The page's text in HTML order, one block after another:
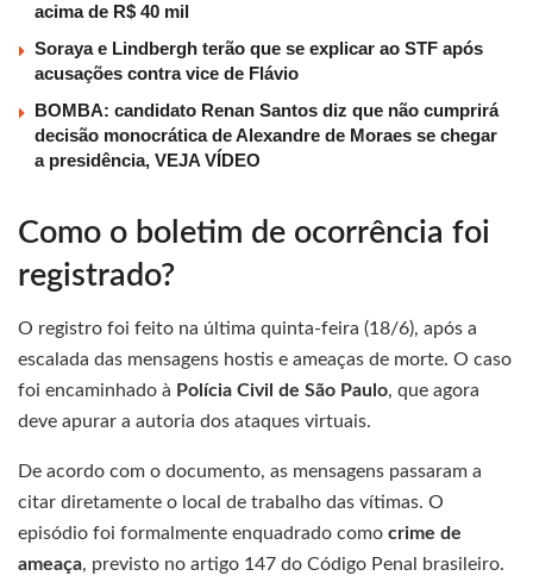
acima de R$ 40 mil
Soraya e Lindbergh terão que se explicar ao STF após
acusações contra vice de Flávio
BOMBA: candidato Renan Santos diz que não cumprirá
decisão monocrática de Alexandre de Moraes se chegar
a presidência, VEJA VÍDEO
Como o boletim de ocorrência foi
registrado?
O registro foi feito na última quinta-feira (18/6), após a
escalada das mensagens hostis e ameaças de morte. O caso
foi encaminhado à Polícia Civil de São Paulo, que agora
deve apurar a autoria dos ataques virtuais.
De acordo com o documento, as mensagens passaram a
citar diretamente o local de trabalho das vítimas. O
episódio foi formalmente enquadrado como crime de
ameaça, previsto no artigo 147 do Código Penal brasileiro.